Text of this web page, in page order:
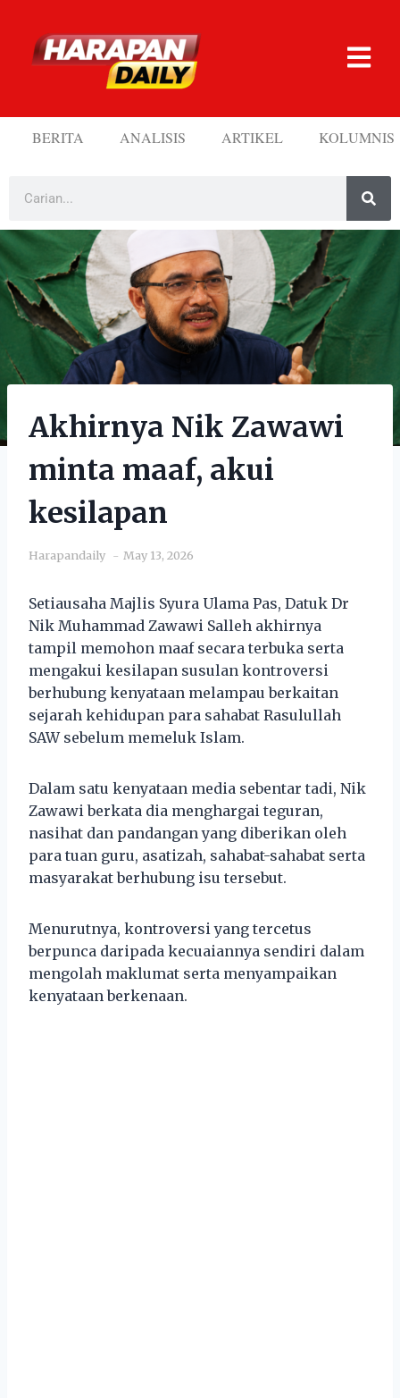
BERITA ANALISIS ARTIKEL KOLUMNIS
Akhirnya Nik Zawawi
minta maaf, akui
kesilapan
Harapandaily May 13, 2026
Setiausaha Majlis Syura Ulama Pas, Datuk Dr
Nik Muhammad Zawawi Salleh akhirnya
tampil memohon maaf secara terbuka serta
mengakui kesilapan susulan kontroversi
berhubung kenyataan melampau berkaitan
sejarah kehidupan para sahabat Rasulullah
SAW sebelum memeluk Islam.
Dalam satu kenyataan media sebentar tadi, Nik
Zawawi berkata dia menghargai teguran,
nasihat dan pandangan yang diberikan oleh
para tuan guru, asatizah, sahabat-sahabat serta
masyarakat berhubung isu tersebut.
Menurutnya, kontroversi yang tercetus
berpunca daripada kecuaiannya sendiri dalam
mengolah maklumat serta menyampaikan
kenyataan berkenaan.